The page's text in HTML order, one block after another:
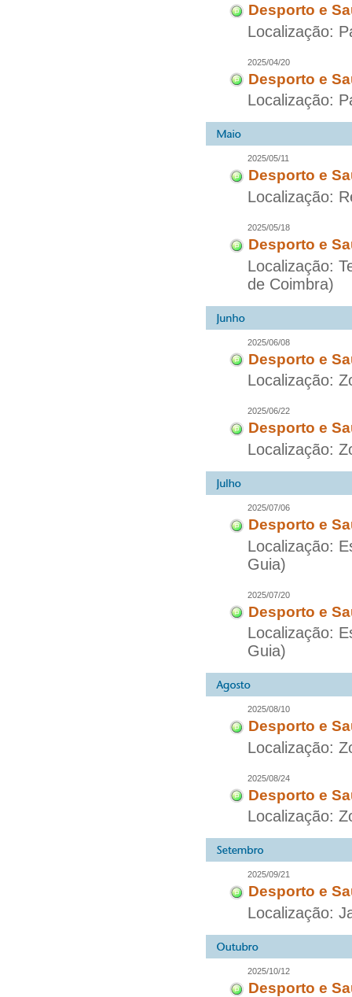
Desporto e
Localização:
2025/04/20
Desporto e
Localização:
2025/05/11
Desporto e
Localização:
2025/05/18
Desporto e
Localização:
de Coimbra)
2025/06/08
Desporto e
Localização:
2025/06/22
Desporto e
Localização:
2025/07/06
Desporto e
Localização:
Guia)
2025/07/20
Desporto e
Localização:
Guia)
2025/08/10
Desporto e
Localização:
2025/08/24
Desporto e
Localização:
2025/09/21
Desporto e
Localização:
2025/10/12
Desporto e